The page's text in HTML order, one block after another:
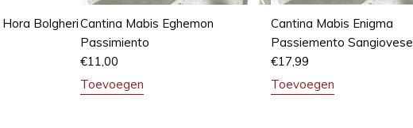
BolgheriCantina Mabis Eghemon
Passimiento
€11,00
Toevoegen
Cantina Mabis Enigma
Passiemento Sangiovese
€17,99
Toevoegen